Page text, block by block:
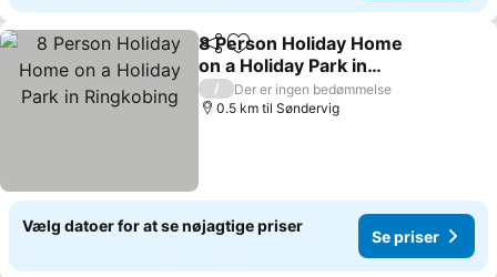
Del Føj til favoritter
8 Person Holiday Home
on a Holiday Park in
Ringkobing
Se priser
/
Der er ingen bedømmelse
0.5 km til Søndervig
Vælg datoer for at se nøjagtige priser
Se priser